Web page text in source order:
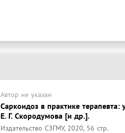
Автор не указан
Саркоидоз в практике
Е. Г. Скородумова [и др.].
Издательство СЗГМУ, 2020, 56 стр.